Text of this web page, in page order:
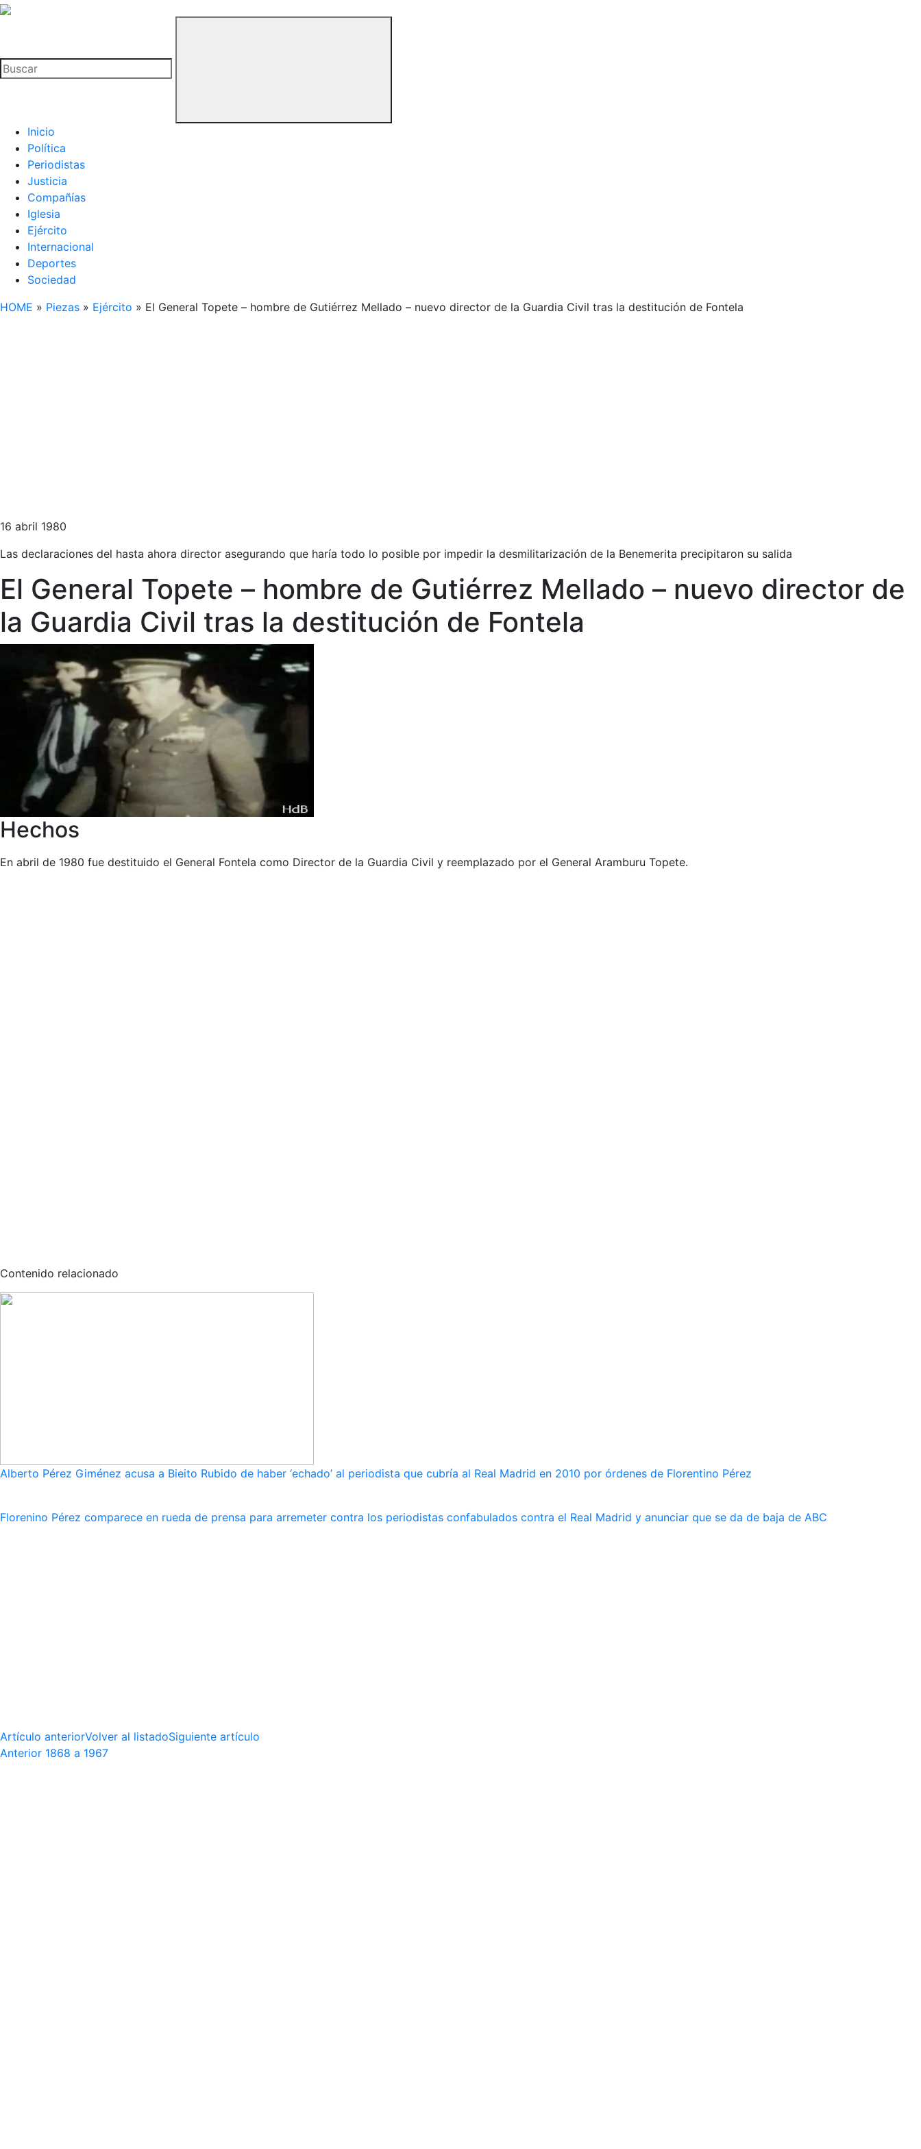
La
Buitre
Inicio
Política
Periodistas
Justicia
Compañías
Iglesia
Ejército
Internacional
Deportes
Sociedad
HOME » Piezas » Ejército » El General Topete – hombre de Gutiérrez Mellado – nuevo director de la Guardia Civil tras la destitución de Fontela
16 abril 1980
Las declaraciones del hasta ahora director asegurando que haría todo lo posible por impedir la desmilitarización de la Benemerita precipitaron su salida
El General Topete – hombre de Gutiérrez Mellado – nuevo director de
la Guardia Civil tras la destitución de Fontela
Hechos
En abril de 1980 fue destituido el General Fontela como Director de la Guardia Civil y reemplazado por el General Aramburu Topete.
Contenido relacionado
Alberto Pérez Giménez acusa a Bieito Rubido de haber ‘echado’ al periodista que cubría al Real Madrid en 2010 por órdenes de Florentino Pérez
Florenino Pérez comparece en rueda de prensa para arremeter contra los periodistas confabulados contra el Real Madrid y anunciar que se da de baja de ABC
Artículo anteriorVolver al listadoSiguiente artículo
Anterior 1868 a 1967